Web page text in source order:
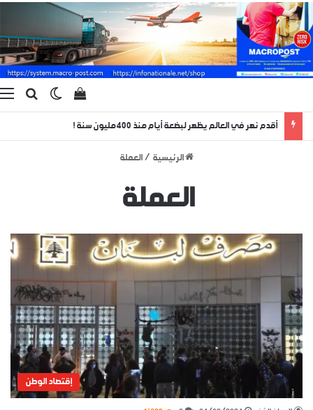
بحثالوضع
إستعراض سلة
أقدم نهر في العالم يظهر لبضعة أيام منذ 400 مليون سنة !
الرئيسية / العملة
العملة
إقتصاد الوطن